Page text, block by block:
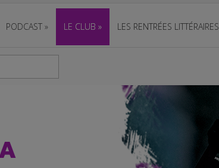
PODCAST » LE CLUB » LES RENTRÉES LITTÉRAIRES